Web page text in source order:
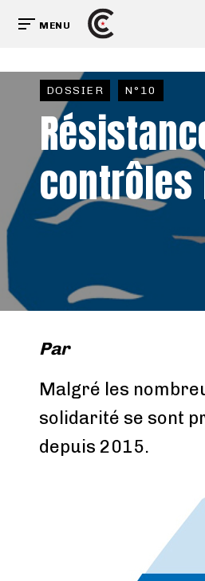
MENU
DOSSIER N°10
Par
Malgré les
solidarité se sont
depuis 2015.